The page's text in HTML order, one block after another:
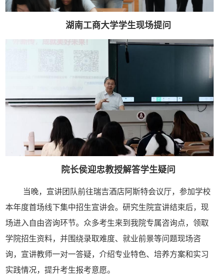
湖南工商大学学生现场提问
院长侯迎忠教授解答学生疑问
当晚，宣讲团队前往瑞吉酒店阿斯特会议厅，参加学校
本年度首场线下集中招生宣讲会。研究生院宣讲结束后，现
场进入自由咨询环节。众多考生来到我院专属咨询点，领取
学院招生资料，并围绕录取难度、就业前景等问题现场咨
询，宣讲教师一对一答疑，介绍专业特色、培养方案和实习
实践情况，提升考生报考意愿。